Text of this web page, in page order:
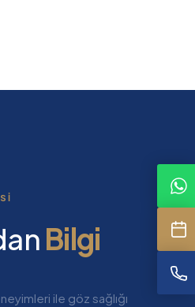
Bilgi
ile göz sağlığı